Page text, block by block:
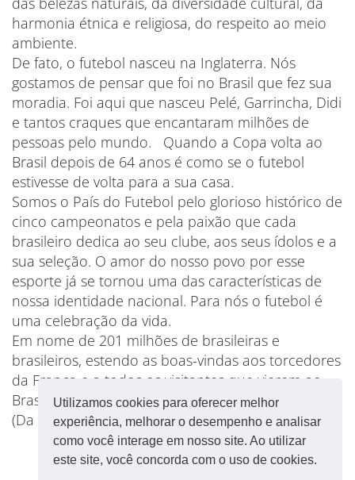
Utilizamos cookies para oferecer melhor
experiência, melhorar o desempenho e analisar
como você interage em nosso site. Ao utilizar
este site, você concorda com o uso de cookies.
harmonia étnica e religiosa, do respeito ao meio
ambiente.
De fato, o futebol nasceu na Inglaterra. Nós
gostamos de pensar que foi no Brasil que fez sua
moradia. Foi aqui que nasceu Pelé, Garrincha, Didi
e tantos craques que encantaram milhões de
pessoas pelo mundo. Quando a Copa volta ao
Brasil depois de 64 anos é como se o futebol
estivesse de volta para a sua casa.
Somos o País do Futebol pelo glorioso histórico de
cinco campeonatos e pela paixão que cada
brasileiro dedica ao seu clube, aos seus ídolos e a
sua seleção. O amor do nosso povo por esse
esporte já se tornou uma das características de
nossa identidade nacional. Para nós o futebol é
uma celebração da vida.
Em nome de 201 milhões de brasileiras e
brasileiros, estendo as boas-vindas aos torcedores
da França e a todos os visitantes que vierem ao
Brasil compartilhar conosco a “Copa das Copas”.
(Da Carta Maior)